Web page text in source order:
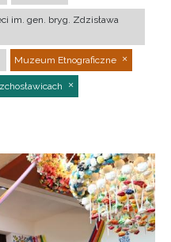
im. gen. bryg. Zdzisława
Muzeum Etnograficzne